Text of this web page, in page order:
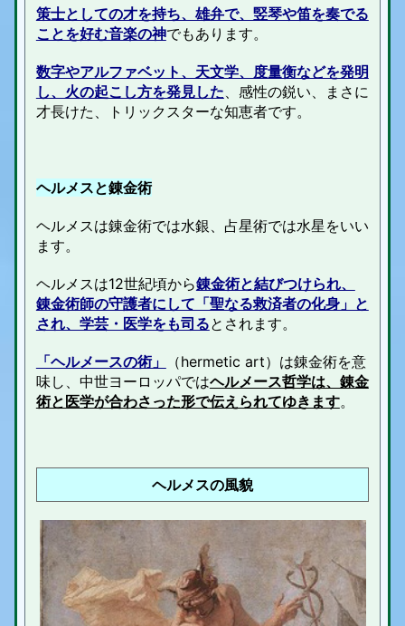
策士としての才を持ち、雄弁で、竪琴や笛を奏でる
ことを好む音楽の神でもあります。
数字やアルファベット、天文学、度量衡などを発明
し、火の起こし方を発見した、感性の鋭い、まさに
才長けた、トリックスターな知恵者です。
ヘルメスと錬金術
ヘルメスは錬金術では水銀、占星術では水星をいい
ます。
ヘルメスは12世紀頃から錬金術と結びつけられ、
錬金術師の守護者にして「聖なる救済者の化身」と
され、学芸・医学をも司るとされます。
「ヘルメースの術」
（hermetic art）は錬金術を意
味し、中世ヨーロッパではヘルメース哲学は、錬金
術と医学が合わさった形で伝えられてゆきます。
ヘルメスの風貌